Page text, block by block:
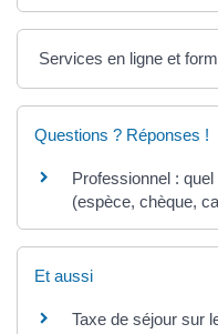
Services en ligne et
Questions ? Réponses !
Professionnel :
(espèce, chèque,
Et aussi
Taxe de séjour sur